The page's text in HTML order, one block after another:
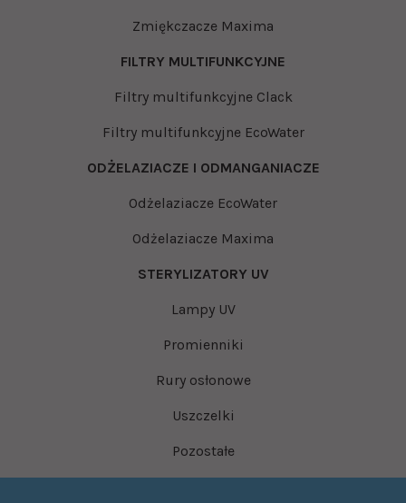
Zmiękczacze Maxima
FILTRY MULTIFUNKCYJNE
Filtry multifunkcyjne Clack
Filtry multifunkcyjne EcoWater
ODŻELAZIACZE I ODMANGANIACZE
Odżelaziacze EcoWater
Odżelaziacze Maxima
STERYLIZATORY UV
Lampy UV
Promienniki
Rury osłonowe
Uszczelki
Pozostałe